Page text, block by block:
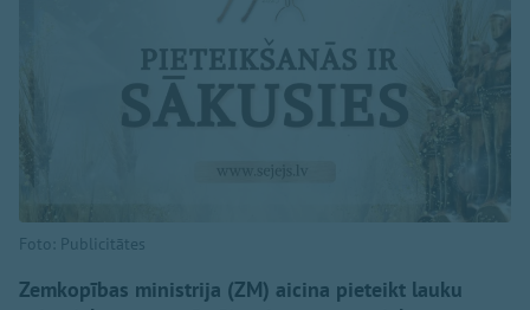
Foto: Publicitātes
Zemkopības ministrija (ZM) aicina pieteikt lauku